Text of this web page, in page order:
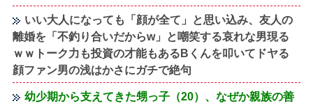
いい大人になっても「顔が全て」と思い込み、友人の
離婚を「不釣り合いだからw」と嘲笑する哀れな男現る
ｗｗトーク力も投資の才能もあるBくんを叩いてドヤる
顔ファン男の浅はかさにガチで絶句
幼少期から支えてきた甥っ子（20）、なぜか親族の善